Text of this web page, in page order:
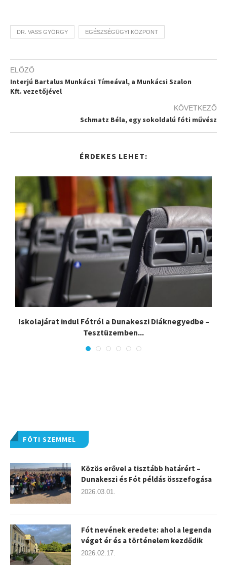
DR. VASS GYÖRGY EGÉSZSÉGÜGYI KÖZPONT
ELŐZŐ
Interjú Bartalus Munkácsi Tímeával, a Munkácsi Szalon
Kft. vezetőjével
KÖVETKEZŐ
Schmatz Béla, egy sokoldalú fóti művész
ÉRDEKES LEHET:
Iskolajárat indul Fótról a Dunakeszi Diáknegyedbe –
Tesztüzemben...
FÓTI SZEMMEL
Közös erővel a tisztább határért –
Dunakeszi és Fót példás összefogása
2026.03.01.
Fót nevének eredete: ahol a legenda
véget ér és a történelem kezdődik
2026.02.17.